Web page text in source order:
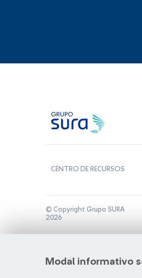
Modal informativo
CENTRO DE RECURSOS
© Copyright Grupo SURA
2026